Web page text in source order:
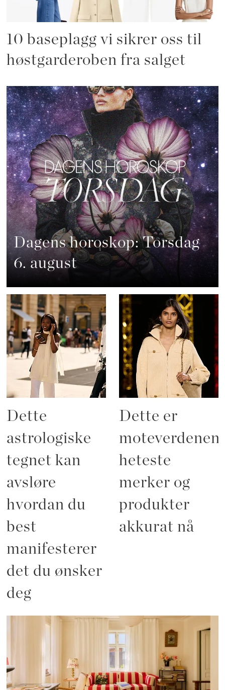
10 baseplagg vi sikrer oss til
høstgarderoben fra salget
Dagens horoskop: Torsdag
6. august
Dette
astrologiske
tegnet kan
avsløre
hvordan du
best
manifesterer
det du ønsker
deg
Dette er
heteste
merker og
produkter
akkurat nå